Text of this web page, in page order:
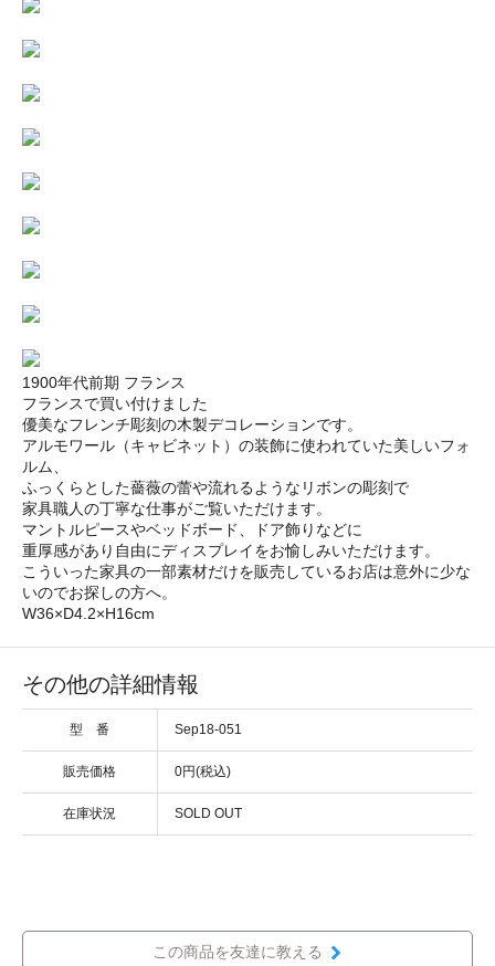
1900年代前期 フランス
フランスで買い付けました
優美なフレンチ彫刻の木製デコレーションです。
アルモワール（キャビネット）の装飾に使われていた美しいフォ
ルム、
ふっくらとした薔薇の蕾や流れるようなリボンの彫刻で
家具職人の丁寧な仕事がご覧いただけます。
マントルピースやベッドボード、ドア飾りなどに
重厚感があり自由にディスプレイをお愉しみいただけます。
こういった家具の一部素材だけを販売しているお店は意外に少な
いのでお探しの方へ。
W36×D4.2×H16cm
その他の詳細情報
型 番 Sep18-051
販売価格 0円(税込)
在庫状況 SOLD OUT
この商品を友達に教える